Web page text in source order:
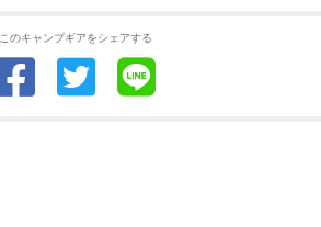
このキャンプギアをシェアする